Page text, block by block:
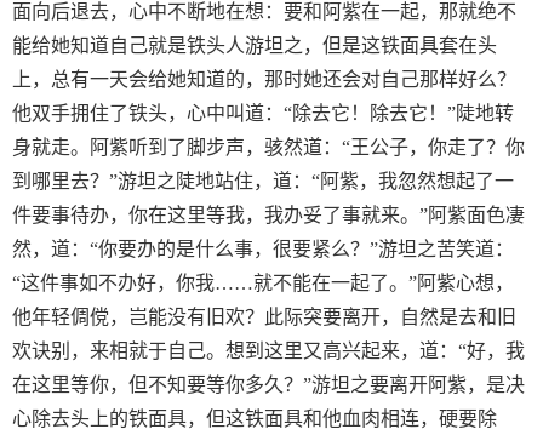
面向后退去，心中不断地在想：要和阿紫在一起，那就绝不
能给她知道自己就是铁头人游坦之，但是这铁面具套在头
上，总有一天会给她知道的，那时她还会对自己那样好么？
他双手拥住了铁头，心中叫道：“除去它！除去它！”陡地转
身就走。阿紫听到了脚步声，骇然道：“王公子，你走了？你
到哪里去？”游坦之陡地站住，道：“阿紫，我忽然想起了一
件要事待办，你在这里等我，我办妥了事就来。”阿紫面色凄
然，道：“你要办的是什么事，很要紧么？”游坦之苦笑道：
“这件事如不办好，你我……就不能在一起了。”阿紫心想，
他年轻倜傥，岂能没有旧欢？此际突要离开，自然是去和旧
欢诀别，来相就于自己。想到这里又高兴起来，道：“好，我
在这里等你，但不知要等你多久？”游坦之要离开阿紫，是决
心除去头上的铁面具，但这铁面具和他血肉相连，硬要除